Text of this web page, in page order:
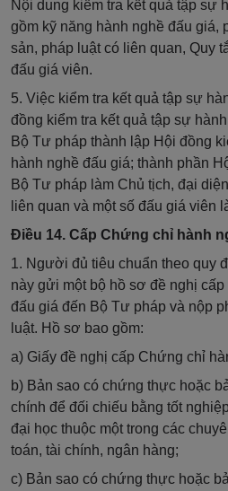
Nội dung kiểm tra kết quả tập sự
gồm kỹ năng hành nghề đấu giá,
sản, pháp luật có liên quan, Quy
đấu giá viên.
5. Việc kiểm tra kết quả tập sự
đồng kiểm tra kết quả tập sự
Bộ Tư pháp thành lập Hội đồng
hành nghề đấu giá; thành phần
Bộ Tư pháp làm Chủ tịch, đại
liên quan và một số đấu giá viên
Điều 14. Cấp Chứng chỉ hành
1. Người đủ tiêu chuẩn theo quy
này gửi một bộ hồ sơ đề nghị
đấu giá đến Bộ Tư pháp và nộp
luật. Hồ sơ bao gồm:
a) Giấy đề nghị cấp Chứng chỉ
b) Bản sao có chứng thực hoặc
chính để đối chiếu bằng tốt
đại học thuộc một trong các
toán, tài chính, ngân hàng;
c) Bản sao có chứng thực hoặc